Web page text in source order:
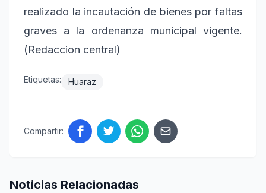
realizado la incautación de bienes por faltas
graves a la ordenanza municipal vigente.
(Redaccion central)
Etiquetas: Huaraz
Compartir:
Noticias Relacionadas